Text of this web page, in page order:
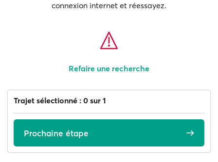
connexion internet et réessayez.
Refaire une recherche
Trajet sélectionné : 0 sur 1
Prochaine étape